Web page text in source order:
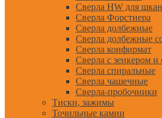
Сверла HW для
Сверла Форстнера
Сверла долбежные
Сверла долбежные
Сверла конфирмат
Сверла с зенкером и
Сверла спиральные
Сверла чашечные
Сверла-пробочники
Тиски, зажимы
Точильные камни